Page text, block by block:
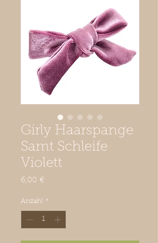
Girly Haarspange
Samt Schleife
Violett
6,00 €Preis
Anzahl *